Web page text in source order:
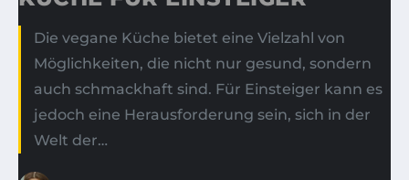
Die vegane Küche bietet eine Vielzahl von
Möglichkeiten, die nicht nur gesund, sondern
auch schmackhaft sind. Für Einsteiger kann es
jedoch eine Herausforderung sein, sich in der
Welt der…